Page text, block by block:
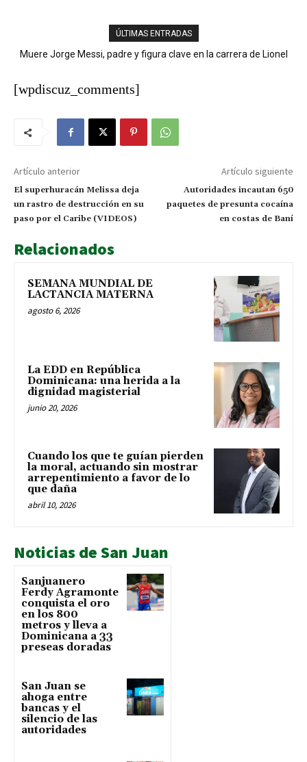
ÚLTIMAS ENTRADAS
Muere Jorge Messi, padre y figura clave en la carrera de Lionel
Sanjuanero Ferdy Agramonte conquista el oro en los 800 metros
[wpdiscuz_comments]
Artículo anterior
El superhuracán Melissa deja
un rastro de destrucción en su
paso por el Caribe (VIDEOS)
Artículo siguiente
Autoridades incautan 650
paquetes de presunta cocaína
en costas de Baní
Relacionados
SEMANA MUNDIAL DE
LACTANCIA MATERNA
agosto 6, 2026
​La EDD en República
Dominicana: una herida a la
dignidad magisterial
junio 20, 2026
Cuando los que te guían pierden
la moral, actuando sin mostrar
arrepentimiento a favor de lo
que daña
abril 10, 2026
Noticias de San Juan
Sanjuanero
Ferdy Agramonte
conquista el oro
en los 800
metros y lleva a
Dominicana a 33
preseas doradas
San Juan se
ahoga entre
bancas y el
silencio de las
autoridades